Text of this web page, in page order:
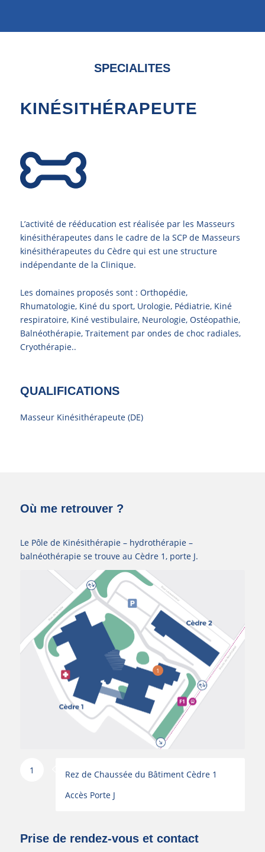
SPECIALITES
KINÉSITHÉRAPEUTE
L’activité de rééducation est réalisée par les Masseurs
kinésithérapeutes dans le cadre de la SCP de Masseurs
kinésithérapeutes du Cèdre qui est une structure
indépendante de la Clinique.
Les domaines proposés sont : Orthopédie,
Rhumatologie, Kiné du sport, Urologie, Pédiatrie, Kiné
respiratoire, Kiné vestibulaire, Neurologie, Ostéopathie,
Balnéothérapie, Traitement par ondes de choc radiales,
Cryothérapie..
QUALIFICATIONS
Masseur Kinésithérapeute (DE)
Où me retrouver ?
Le Pôle de Kinésithérapie – hydrothérapie –
balnéothérapie se trouve au Cèdre 1, porte J.
1
1
Rez de Chaussée du Bâtiment Cèdre 1
Accès Porte J
Prise de rendez-vous et contact